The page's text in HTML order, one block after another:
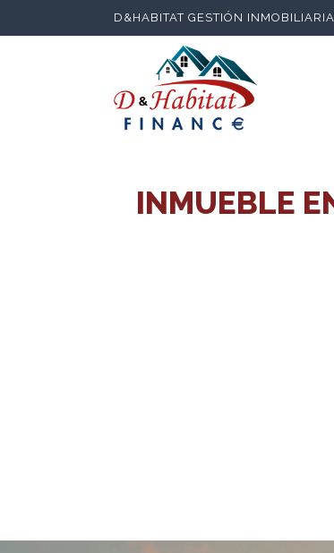
D&HABITAT GESTIÓN
INMUEBLE